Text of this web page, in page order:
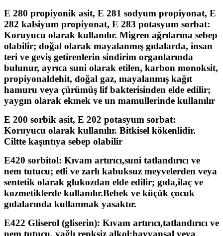
E 280 propiyonik asit, E 281 sodyum propiyonat, E
282 kalsiyum propiyonat, E 283 potasyum sorbat:
Koruyucu olarak kullanılır. Migren ağrılarına sebep
olabilir; doğal olarak mayalanmış gıdalarda, insan
teri ve geviş getirenlerin sindirim organlarında
bulunur, ayrıca suni olarak etilen, karbon monoksit,
propiyonaldehit, doğal gaz, mayalanmış kağıt
hamuru veya çürümüş lif bakterisinden elde edilir;
yaygın olarak ekmek ve un mamullerinde kullanılır
E 200 sorbik asit, E 202 potasyum sorbat:
Koruyucu olarak kullanılır. Bitkisel kökenlidir.
Ciltte kaşıntıya sebep olabilir
E420 sorbitol: Kıvam artırıcı,suni tatlandırıcı ve
nem tutucu; etli ve zarlı kabuksuz meyvelerden veya
sentetik olarak glukozdan elde edilir; gıda,ilaç ve
kozmetiklerde kullanılır.Bebek ve küçük çocuk
gıdalarında kullanmak yasaktır.
E422 Gliserol (gliserin): Kıvam artırıcı,tatlandırıcı ve
nem tutucu, yağlı renksiz alkol;hayvansal veya